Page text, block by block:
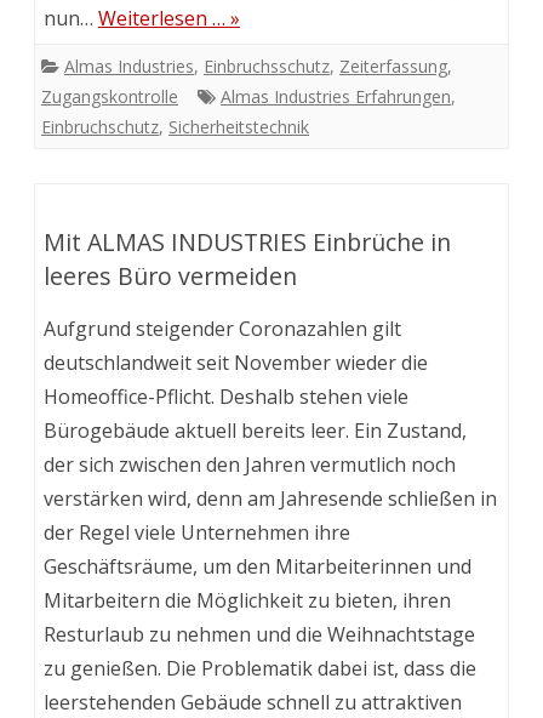
nun… Weiterlesen … »
Almas Industries, Einbruchsschutz, Zeiterfassung,
Zugangskontrolle
Almas Industries Erfahrungen,
Einbruchschutz, Sicherheitstechnik
Mit ALMAS INDUSTRIES Einbrüche in
leeres Büro vermeiden
Aufgrund steigender Coronazahlen gilt
deutschlandweit seit November wieder die
Homeoffice-Pflicht. Deshalb stehen viele
Bürogebäude aktuell bereits leer. Ein Zustand,
der sich zwischen den Jahren vermutlich noch
verstärken wird, denn am Jahresende schließen in
der Regel viele Unternehmen ihre
Geschäftsräume, um den Mitarbeiterinnen und
Mitarbeitern die Möglichkeit zu bieten, ihren
Resturlaub zu nehmen und die Weihnachtstage
zu genießen. Die Problematik dabei ist, dass die
leerstehenden Gebäude schnell zu attraktiven